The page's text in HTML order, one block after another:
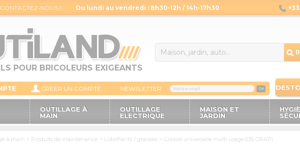
NOUS ! Du lundi au vendredi : 8h30-12h / 14h-17h30
POUR BRICOLEURS EXIGEANTS
CREER UN COMPTE NEWSLETTER OK
OUTILLAGE À
MAIN
OUTILLAGE
ELECTRIQUE
MAISON ET
JARDIN
à main > Produits de maintenance > Lubrifiants / graisses > Graisse universelle multi usage 635 ORAPI